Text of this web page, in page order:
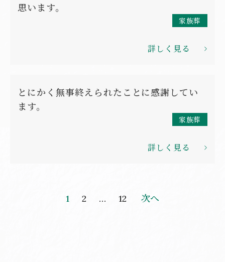
思います。
家族葬
詳しく見る
とにかく無事終えられたことに感謝してい
ます。
家族葬
詳しく見る
投
1 2 … 12 次へ